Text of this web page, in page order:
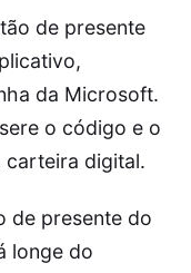
de presente
da Microsoft.
o código e o
carteira digital.
de presente do
longe do